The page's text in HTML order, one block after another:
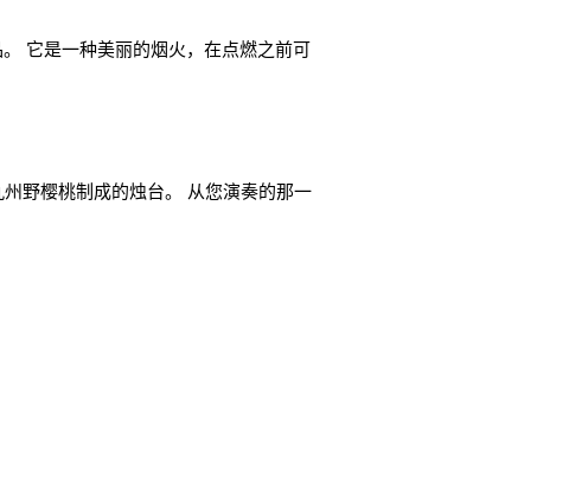
它是一种美丽的烟火，在点燃之前可
野樱桃制成的烛台。 从您演奏的那一